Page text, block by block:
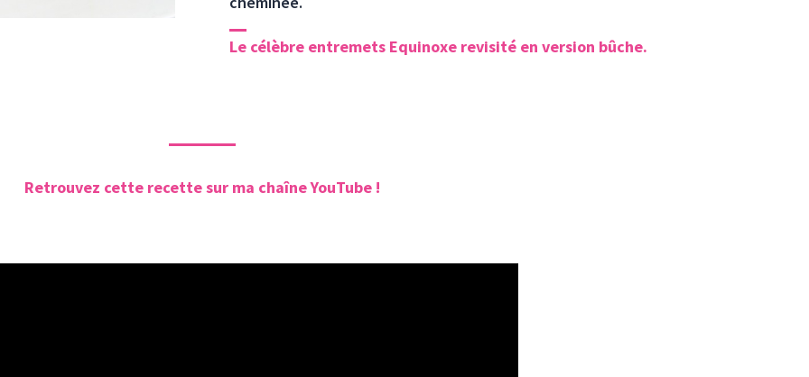
Le célèbre entremets Equinoxe revisité en version bûche.
Retrouvez cette recette sur ma chaîne YouTube !